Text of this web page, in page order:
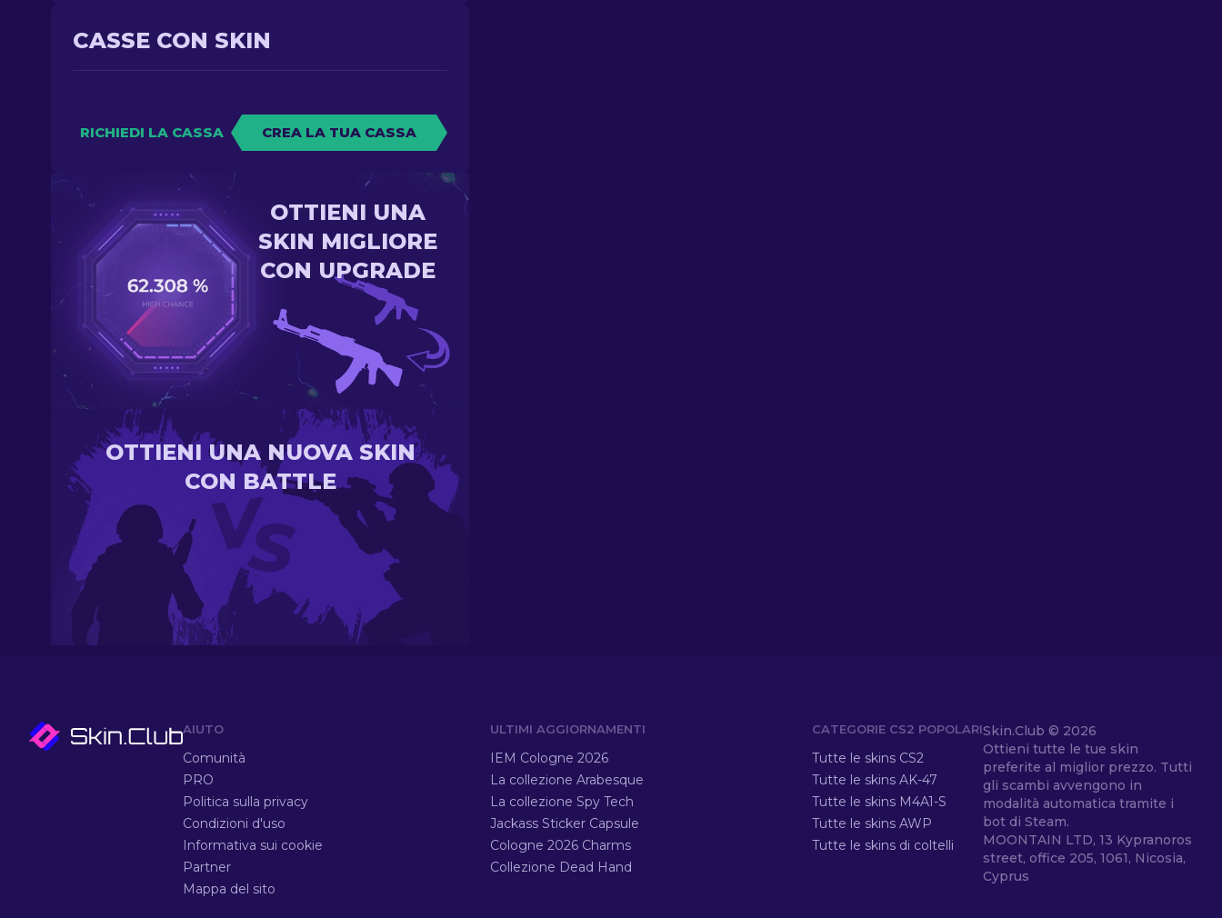
CASSE CON SKIN
RICHIEDI LA CASSA CREA LA TUA CASSA
OTTIENI UNA
SKIN MIGLIORE
CON UPGRADE
OTTIENI UNA NUOVA SKIN
CON BATTLE
AIUTO
Comunità
PRO
Politica sulla privacy
Condizioni d'uso
Informativa sui cookie
Partner
Mappa del sito
ULTIMI AGGIORNAMENTI
IEM Cologne 2026
La collezione Arabesque
La collezione Spy Tech
Jackass Sticker Capsule
Cologne 2026 Charms
Collezione Dead Hand
CATEGORIE CS2 POPOLARI
Tutte le skins CS2
Tutte le skins AK-47
Tutte le skins M4A1-S
Tutte le skins AWP
Tutte le skins di coltelli
Skin.Club © 2026
Ottieni tutte le tue skin
preferite al miglior prezzo. Tutti
gli scambi avvengono in
modalità automatica tramite i
bot di Steam.
MOONTAIN LTD, 13 Kypranoros
street, office 205, 1061, Nicosia,
Cyprus